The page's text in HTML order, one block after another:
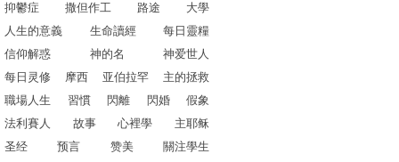
抑鬱症
撒但作工 路途
大學
人生的意義
生命讀經
每日靈糧
信仰解惑
神的名
神爱世人
每日灵修
摩西 亚伯拉罕
主的拯救
職場人生
習慣 閃離 閃婚
假象
法利賽人
故事 心裡學
主耶稣
圣经
预言 赞美
關注學生